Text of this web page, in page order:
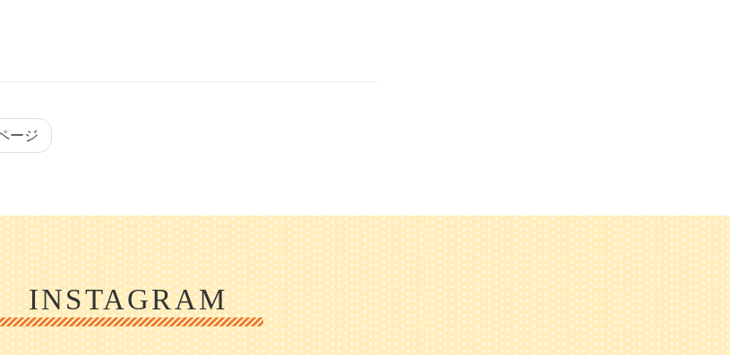
ージ
INSTAGRAM